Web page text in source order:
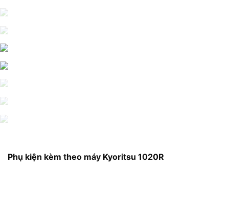
Phụ kiện kèm theo máy Kyoritsu 1020R